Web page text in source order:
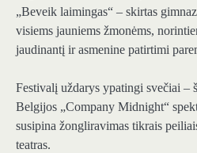
„Beveik laimingas“ – skirtas
visiems jauniems žmonėms,
jaudinantį ir asmenine patirtimi
Festivalį uždarys ypatingi svečiai –
Belgijos „Company Midnight“
susipina žongliravimas tikrais
teatras.